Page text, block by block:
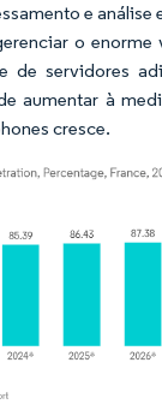
e análise
o enorme
de servidores
aumentar à
cresce.